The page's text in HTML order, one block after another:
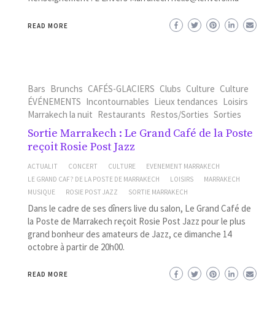
READ MORE
Bars Brunchs CAFÉS-GLACIERS Clubs Culture Culture
ÉVÉNEMENTS Incontournables Lieux tendances Loisirs
Marrakech la nuit Restaurants Restos/Sorties Sorties
Sortie Marrakech : Le Grand Café de la Poste
reçoit Rosie Post Jazz
ACTUALIT CONCERT CULTURE
EVENEMENT MARRAKECH
LE GRAND CAF? DE LA POSTE DE MARRAKECH
LOISIRS
MARRAKECH
MUSIQUE
ROSIE POST JAZZ SORTIE MARRAKECH
Dans le cadre de ses dîners live du salon, Le Grand Café de
la Poste de Marrakech reçoit Rosie Post Jazz pour le plus
grand bonheur des amateurs de Jazz, ce dimanche 14
octobre à partir de 20h00.
READ MORE